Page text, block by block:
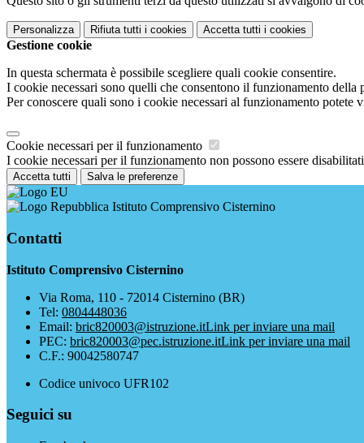
Personalizza Rifiuta tutti i cookies Accetta tutti i cookies
Gestione cookie
In questa schermata è possibile scegliere quali cookie consentire.
I cookie necessari sono quelli che consentono il funzionamento
Per conoscere quali sono i cookie necessari al funzionamento potete
Cookie necessari per il funzionamento
I cookie necessari per il funzionamento non possono essere
Accetta tutti Salva le preferenze
Istituto Comprensivo Cisternino
Contatti
Istituto Comprensivo Cisternino
Via Roma, 110 - 72014 Cisternino (BR)
Tel: 0804448036
Email: bric820003@istruzione.itLink per inviare una mail
PEC: bric820003@pec.istruzione.itLink per inviare una mail
C.F.: 90042580747
Codice univoco UFR102
Seguici su